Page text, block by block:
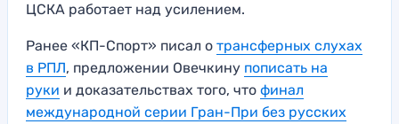
ЦСКА работает над усилением.
Ранее «КП-Спорт» писал о трансферных слухах
в РПЛ, предложении Овечкину пописать на
руки и доказательствах того, что финал
международной серии Гран-При без русских